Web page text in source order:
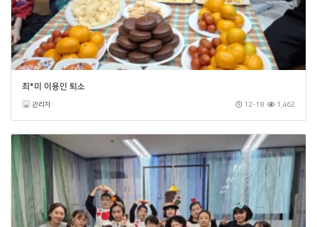
최*미 이용인 퇴소
관리자 12-18 1,462